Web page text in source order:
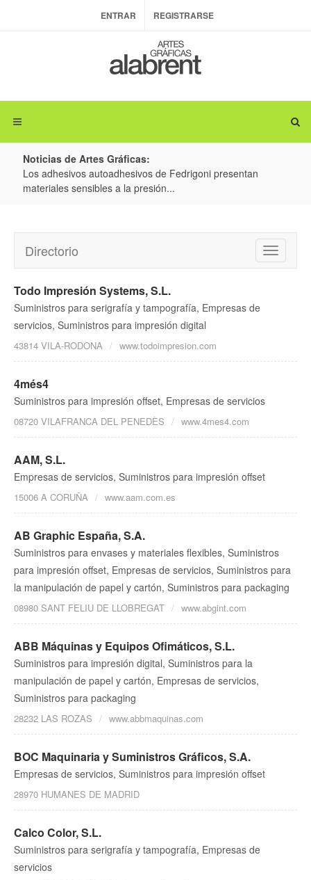
ENTRAR REGISTRARSE
Noticias de Artes Gráficas:
Los adhesivos autoadhesivos de Fedrigoni presentan
materiales sensibles a la presión...
Toggle
Directorio
Todo Impresión Systems, S.L.
Suministros para serigrafía y tampografía, Empresas de
servicios, Suministros para impresión digital
43814 VILA-RODONA www.todoimpresion.com
4més4
Suministros para impresión offset, Empresas de servicios
08720 VILAFRANCA DEL PENEDÈS www.4mes4.com
AAM, S.L.
Empresas de servicios, Suministros para impresión offset
15006 A CORUÑA www.aam.com.es
AB Graphic España, S.A.
Suministros para envases y materiales flexibles, Suministros
para impresión offset, Empresas de servicios, Suministros para
la manipulación de papel y cartón, Suministros para packaging
08980 SANT FELIU DE LLOBREGAT www.abgint.com
ABB Máquinas y Equipos Ofimáticos, S.L.
Suministros para impresión digital, Suministros para la
manipulación de papel y cartón, Empresas de servicios,
Suministros para packaging
28232 LAS ROZAS www.abbmaquinas.com
BOC Maquinaria y Suministros Gráficos, S.A.
Empresas de servicios, Suministros para impresión offset
28970 HUMANES DE MADRID
Calco Color, S.L.
Suministros para serigrafía y tampografía, Empresas de
servicios